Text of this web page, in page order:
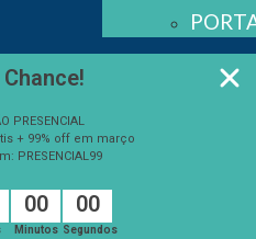
PRESENCIAL
+ 99% off em março
PRESENCIAL99
00
Minutos
00
Segundos